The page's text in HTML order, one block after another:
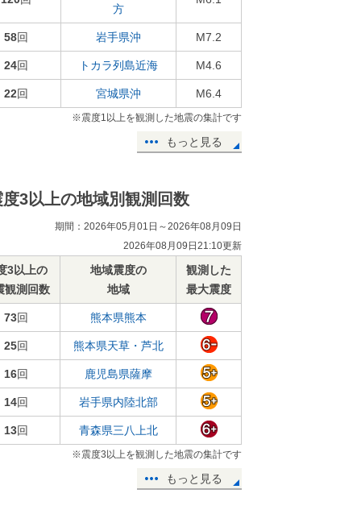
方
58回 岩手県沖 M7.2
24回 トカラ列島近海 M4.6
22回 宮城県沖 M6.4
※震度1以上を観測した地震の集計です
もっと見る
度3以上の地域別観測回数
期間：2026年05月01日～2026年08月09日
2026年08月09日21:10更新
3以上の
観測回数
地域震度の
地域
観測した
最大震度
73回 熊本県熊本
25回 熊本県天草・芦北
16回 鹿児島県薩摩
14回 岩手県内陸北部
13回 青森県三八上北
※震度3以上を観測した地震の集計です
もっと見る